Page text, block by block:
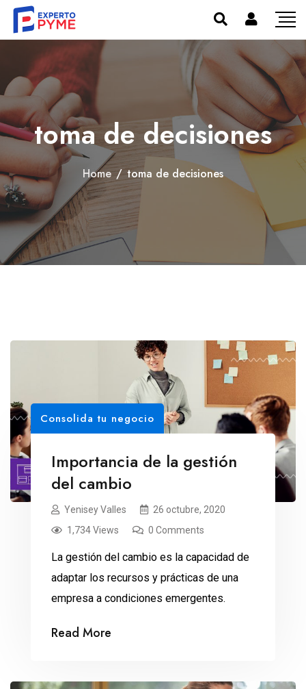
toma de decisiones
Home / toma de decisiones
Consolida tu negocio
Importancia de la gestión
del cambio
Yenisey Valles
26 octubre, 2020
1,734 Views
0 Comments
La gestión del cambio es la capacidad de
adaptar los recursos y prácticas de una
empresa a condiciones emergentes.
Read More